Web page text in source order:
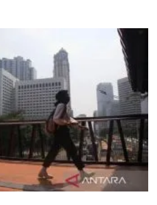
udara Jakarta kembali